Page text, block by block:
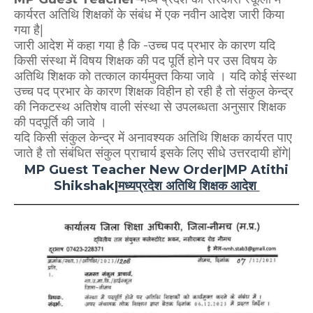
कार्यरत अतिथि शिक्षकों के संबंध में एक नवीन आदेश जारी किया
गया है|
जारी आदेश में कहा गया है कि -उच्च पद प्रभार के कारण यदि
किसी संस्था में विषय शिक्षक की पद पूर्ति होने पर उस विषय के
अतिथि शिक्षक को तत्काल कार्यमुक्त किया जावे । यदि कोई संस्था
उच्च पद प्रभार के कारण शिक्षक विहीन हो रही है तो संकुल केन्द्र
की निकटस्थ अतिशेष वाली संस्था से उपलब्धता अनुसार शिक्षक
की पदपूर्ति की जावे ।
यदि किसी संकुल केन्द्र में अनावश्यक अतिथि शिक्षक कार्यरत पाए
जाते है तो संबंधित संकुल प्राचार्य इसके लिए सीधे उत्तरदायी होंगे|
MP Guest Teacher New Order|MP Atithi
Shikshak|मध्यप्रदेश अतिथि शिक्षक आदेश